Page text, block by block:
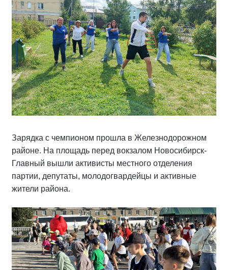
Зарядка с чемпионом прошла в Железнодорожном
районе. На площадь перед вокзалом Новосибирск-
Главный вышли активисты местного отделения
партии, депутаты, молодогвардейцы и активные
жители района.